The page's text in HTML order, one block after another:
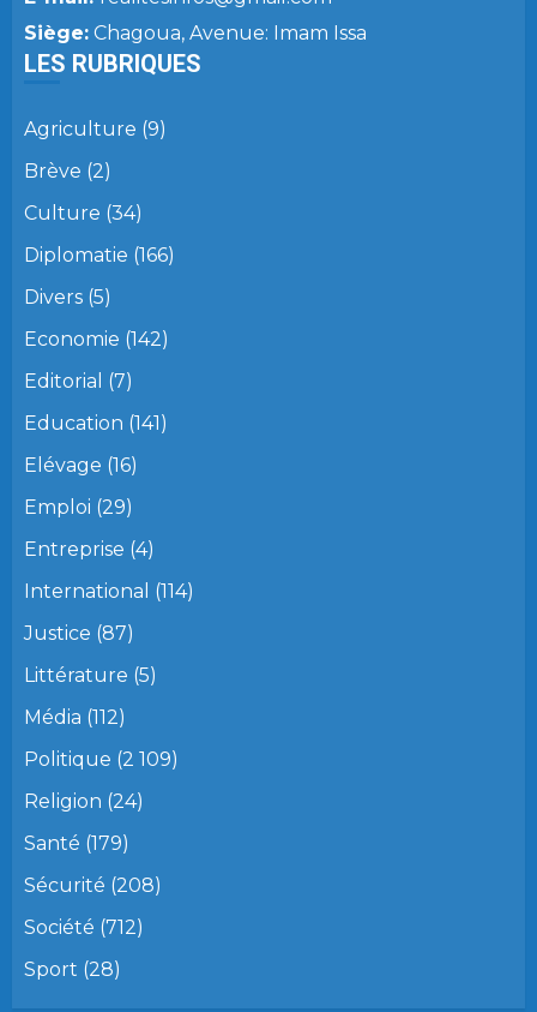
Siège: Chagoua, Avenue: Imam Issa
LES RUBRIQUES
Agriculture (9)
Brève (2)
Culture (34)
Diplomatie (166)
Divers (5)
Economie (142)
Editorial (7)
Education (141)
Elévage (16)
Emploi (29)
Entreprise (4)
International (114)
Justice (87)
Littérature (5)
Média (112)
Politique (2 109)
Religion (24)
Santé (179)
Sécurité (208)
Société (712)
Sport (28)